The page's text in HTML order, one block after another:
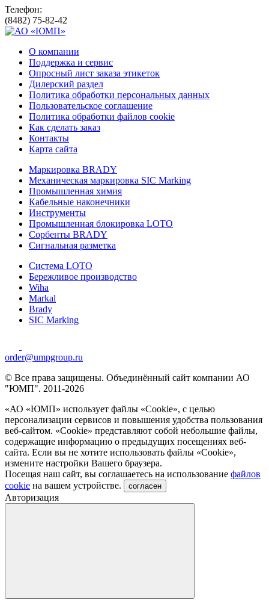
Телефон:
(8482) 75-82-42
О компании
Поддержка и сервис
Опросный лист заказа этикеток
Дилерский раздел
Политика обработки персональных данных
Пользовательское соглашение
Политика обработки файлов cookie
Как сделать заказ
Контакты
Карта сайта
Маркировка BRADY
Механическая маркировка SIC Marking
Промышленная химия
Кабельные наконечники
Инструменты
Промышленная блокировка LOTO
Сорбенты BRADY
Сигнальная разметка
Система LOTO
Бережливое производство
Wiha
Markal
Brady
SIC Marking
order@umpgroup.ru
© Все права защищены. Объединённый сайт компании АО
"ЮМП". 2011-2026
«АО «ЮМП» использует файлы «Сookie», с целью
персонализации сервисов и повышения удобства пользования
веб-сайтом. «Cookie» представляют собой небольшие файлы,
содержащие информацию о предыдущих посещениях веб-
сайта. Если вы не хотите использовать файлы «Сookie»,
измените настройки Вашего браузера.
Посещая наш сайт, вы соглашаетесь на использование файлов
cookie на вашем устройстве. согласен
Авторизация